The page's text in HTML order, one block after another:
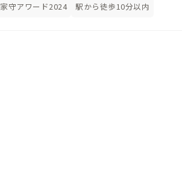
家守アワード2024 駅から徒歩10分以内